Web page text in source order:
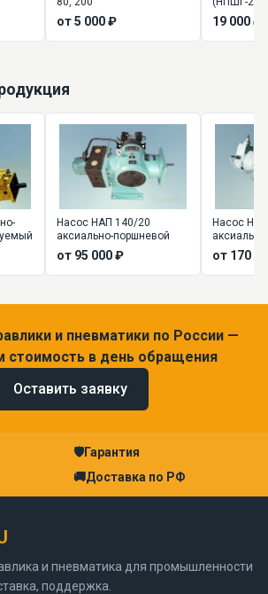
от 5 000 ₽
густой
19 000 ₽
Насос НАП 140/20
аксиально-поршневой
от 95 000 ₽
Насос
от 170
и пневматики по России —
стоимость в день обращения
Оставить заявку
🛡Гарантия
🚚Доставка по РФ
и пневматика для промышленности
поддержка.